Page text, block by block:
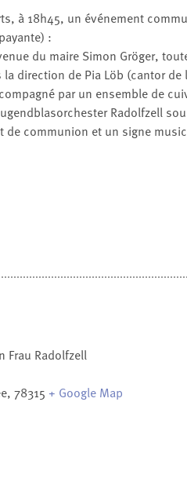
à 18h45, un événement
:
du maire Simon Gröger,
direction de Pia Löb (cantor
par un ensemble de
Radolfzell
de communion et un signe
Frau Radolfzell
, 78315 + Google Map